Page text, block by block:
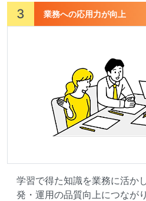
3 業務への応用力が向上
学習で得た知識を業務に活か
発・運用の品質向上につながり